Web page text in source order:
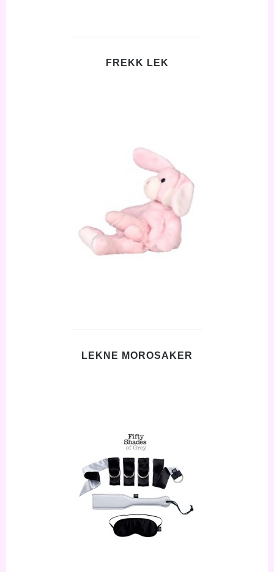
FREKK LEK
LEKNE MOROSAKER